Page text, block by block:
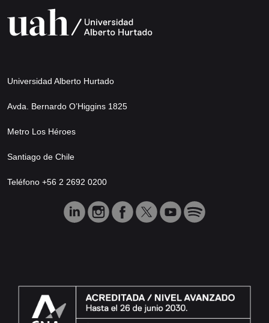
Universidad Alberto Hurtado
Avda. Bernardo O’Higgins 1825
Metro Los Héroes
Santiago de Chile
Teléfono +56 2 2692 0200